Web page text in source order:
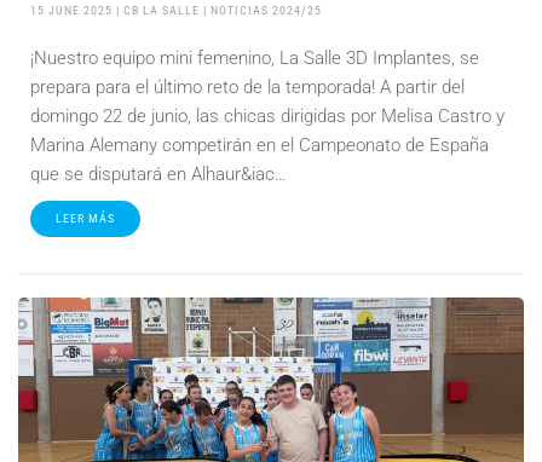
15 JUNE 2025 | CB LA SALLE | NOTICIAS 2024/25
¡Nuestro equipo mini femenino, La Salle 3D Implantes, se
prepara para el último reto de la temporada! A partir del
domingo 22 de junio, las chicas dirigidas por Melisa Castro y
Marina Alemany competirán en el Campeonato de España
que se disputará en Alhaur&iac…
LEER MÁS